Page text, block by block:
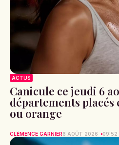
ACTUS
Canicule ce jeudi 6
départements
ou orange
CLÉMENCE GARNIER6 AOÛT 2026 09:52